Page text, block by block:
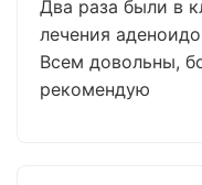
Два раза были в
лечения
Всем довольны,
рекомендую